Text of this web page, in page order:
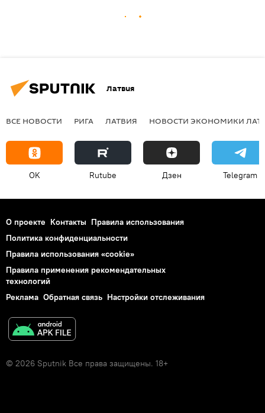
Латвия
ВСЕ НОВОСТИ РИГА ЛАТВИЯ НОВОСТИ ЭКОНОМИКИ
OK Rutube Дзен Telegram
О проекте Контакты Правила использования
Политика конфиденциальности
Правила использования «cookie»
Правила применения рекомендательных
технологий
Реклама Обратная связь Настройки отслеживания
© 2026 Sputnik Все права защищены. 18+